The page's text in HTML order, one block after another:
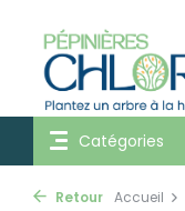
Catégories
Retour Accueil